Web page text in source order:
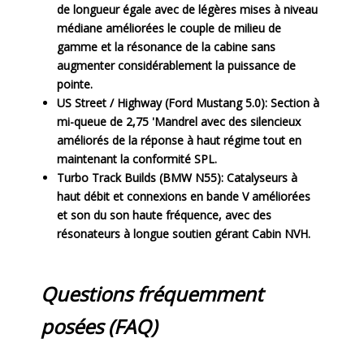
de longueur égale avec de légères mises à niveau
médiane améliorées le couple de milieu de
gamme et la résonance de la cabine sans
augmenter considérablement la puissance de
pointe.
US Street / Highway (Ford Mustang 5.0): Section à
mi-queue de 2,75 'Mandrel avec des silencieux
améliorés de la réponse à haut régime tout en
maintenant la conformité SPL.
Turbo Track Builds (BMW N55): Catalyseurs à
haut débit et connexions en bande V améliorées
et son du son haute fréquence, avec des
résonateurs à longue soutien gérant Cabin NVH.
Questions fréquemment
posées (FAQ)